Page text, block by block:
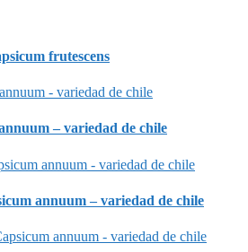
frutescens
– variedad de chile
annuum – variedad de chile